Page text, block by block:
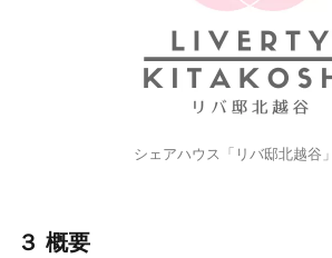
シェアハウス「リバ邸北越谷
３ 概要